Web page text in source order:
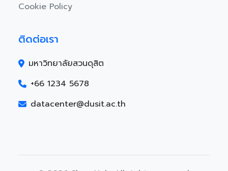
Cookie Policy
ติดต่อเรา
มหาวิทยาลัยสวนดุสิต
+66 1234 5678
datacenter@dusit.ac.th